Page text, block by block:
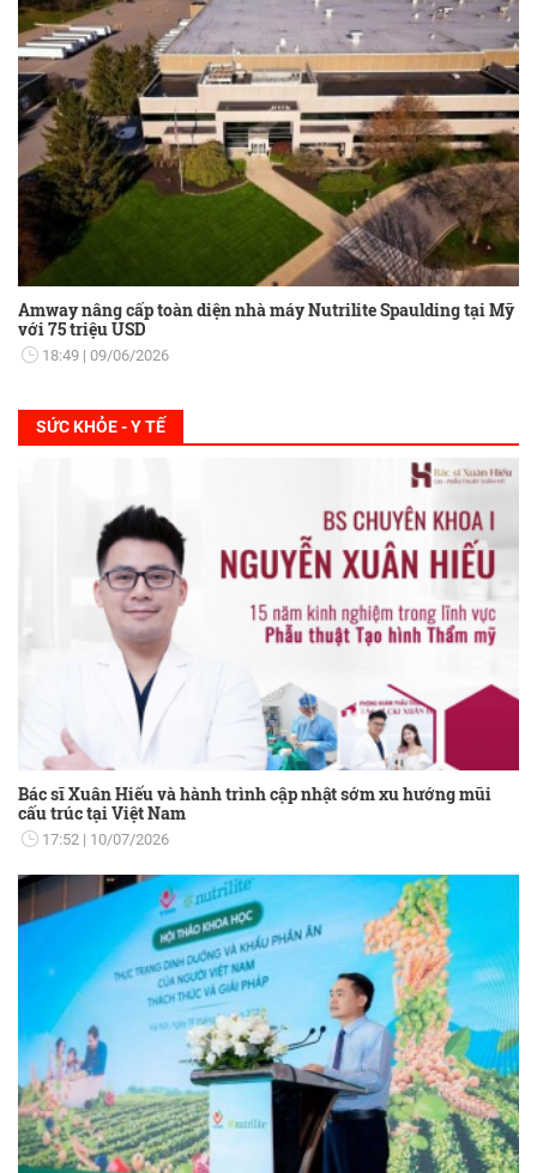
Amway nâng cấp toàn diện nhà máy Nutrilite Spaulding tại Mỹ
với 75 triệu USD
18:49 09/06/2026
SỨC KHỎE - Y TẾ
Bác sĩ Xuân Hiếu và hành trình cập nhật sớm xu hướng mũi
cấu trúc tại Việt Nam
17:52 10/07/2026